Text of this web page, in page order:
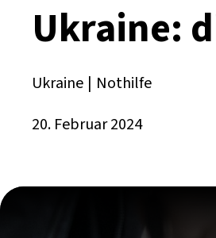
Ukraine:
Ukraine | Nothilfe
20. Februar 2024